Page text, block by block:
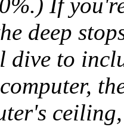
deep
dive to